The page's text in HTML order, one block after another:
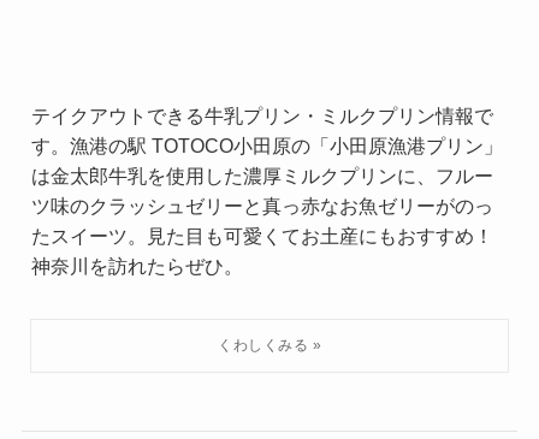
テイクアウトできる牛乳プリン・ミルクプリン情報で
す。漁港の駅 TOTOCO小田原の「小田原漁港プリン」
は金太郎牛乳を使用した濃厚ミルクプリンに、フルー
ツ味のクラッシュゼリーと真っ赤なお魚ゼリーがのっ
たスイーツ。見た目も可愛くてお土産にもおすすめ！
神奈川を訪れたらぜひ。